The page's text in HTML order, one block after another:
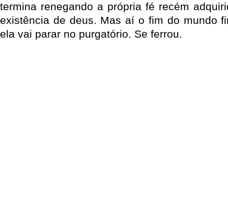
termina renegando a própria fé recém
existência de deus. Mas aí o fim do mundo
ela vai parar no purgatório. Se ferrou.